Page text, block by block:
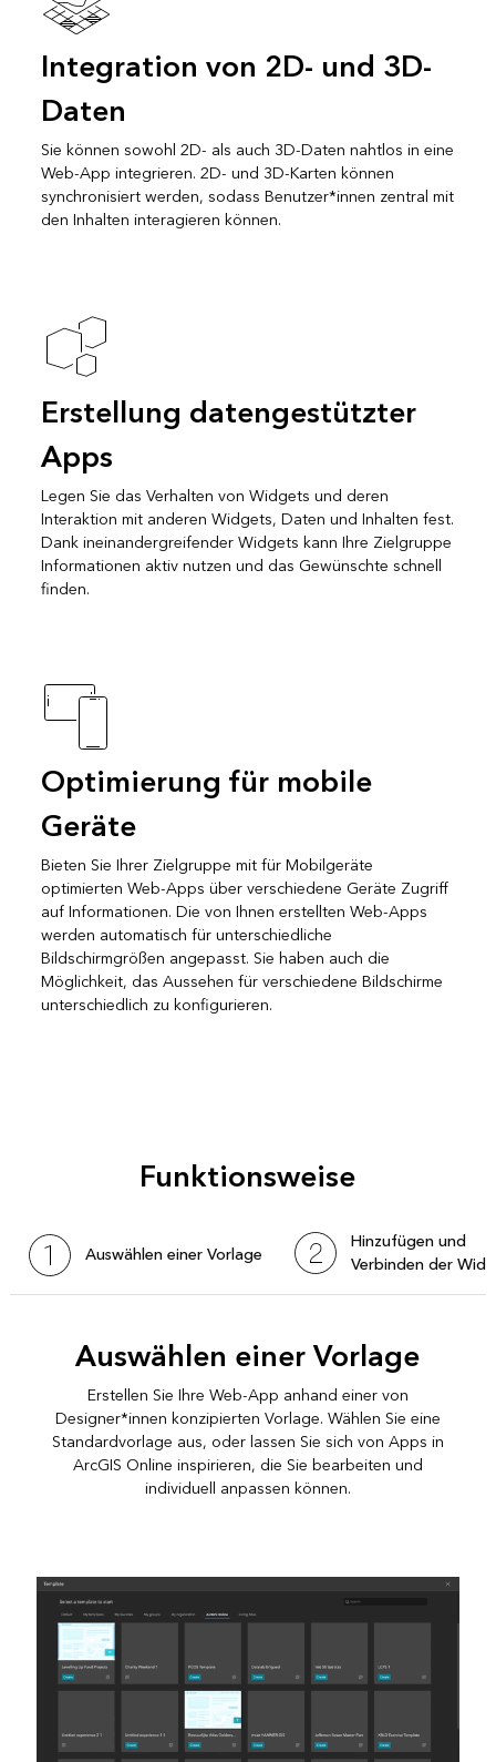
Integration von 2D- und 3D-
Daten
Sie können sowohl 2D- als auch 3D-Daten nahtlos in eine
Web-App integrieren. 2D- und 3D-Karten können
synchronisiert werden, sodass Benutzer*innen zentral mit
den Inhalten interagieren können.
Erstellung datengestützter
Apps
Legen Sie das Verhalten von Widgets und deren
Interaktion mit anderen Widgets, Daten und Inhalten fest.
Dank ineinandergreifender Widgets kann Ihre Zielgruppe
Informationen aktiv nutzen und das Gewünschte schnell
finden.
Optimierung für mobile
Geräte
Bieten Sie Ihrer Zielgruppe mit für Mobilgeräte
optimierten Web-Apps über verschiedene Geräte Zugriff
auf Informationen. Die von Ihnen erstellten Web-Apps
werden automatisch für unterschiedliche
Bildschirmgrößen angepasst. Sie haben auch die
Möglichkeit, das Aussehen für verschiedene Bildschirme
unterschiedlich zu konfigurieren.
Funktionsweise
Auswählen einer Vorlage
Hinzufügen und
Verbinden der
Auswählen einer Vorlage
Erstellen Sie Ihre Web-App anhand einer von
Designer*innen konzipierten Vorlage. Wählen Sie eine
Standardvorlage aus, oder lassen Sie sich von Apps in
ArcGIS Online inspirieren, die Sie bearbeiten und
individuell anpassen können.